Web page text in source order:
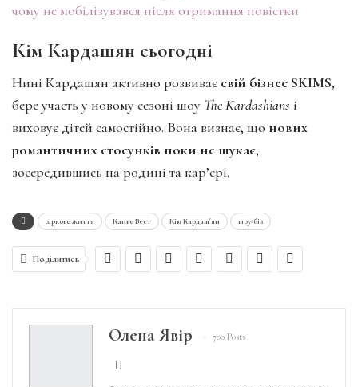
чому не мобілізувався після отримання повістки
Кім Кардашян сьогодні
Нині Кардашян активно розвиває свій бізнес SKIMS,
бере участь у новому сезоні шоу The Kardashians і
виховує дітей самостійно. Вона визнає, що нових
романтичних стосунків поки не шукає,
зосередившись на родині та кар’єрі.
зіркове життя Каньє Вест Кім Кардаш'ян шоу-біз
Поділитись
Олена Явір 700 Posts